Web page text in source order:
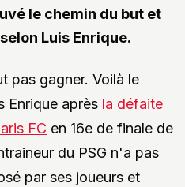
le chemin du but et
Luis Enrique.
pas gagner. Voilà le
Enrique après la défaite
FC en 16e de finale de
du PSG n'a pas
par ses joueurs et